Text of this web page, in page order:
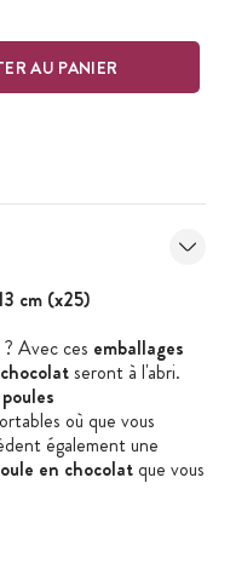
AU PANIER
cm (x25)
Avec ces emballages
seront à l'abri.
où que vous
également une
en chocolat que vous